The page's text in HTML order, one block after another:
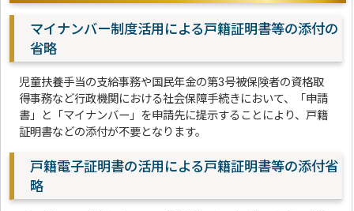
マイナンバー制度活用による戸籍証明書等の添付の
省略
児童扶養手当の支給事務や国民年金の第3号被保険者の資格取
得事務など行政機関における社会保障手続きにおいて、「申請
書」と「マイナンバー」を申請先に提示することにより、戸籍
証明書などの添付が不要となります。
戸籍電子証明書の活用による戸籍証明書等の添付省
略